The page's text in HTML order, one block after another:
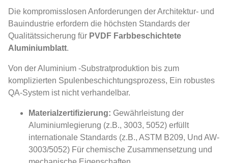
Die kompromisslosen Anforderungen der Architektur- und
Bauindustrie erfordern die höchsten Standards der
Qualitätssicherung für PVDF Farbbeschichtete
Aluminiumblatt.
Von der Aluminium -Substratproduktion bis zum
komplizierten Spulenbeschichtungsprozess, Ein robustes
QA-System ist nicht verhandelbar.
Materialzertifizierung: Gewährleistung der
Aluminiumlegierung (z.B., 3003, 5052) erfüllt
internationale Standards (z.B., ASTM B209, Und AW-
3003/5052) Für chemische Zusammensetzung und